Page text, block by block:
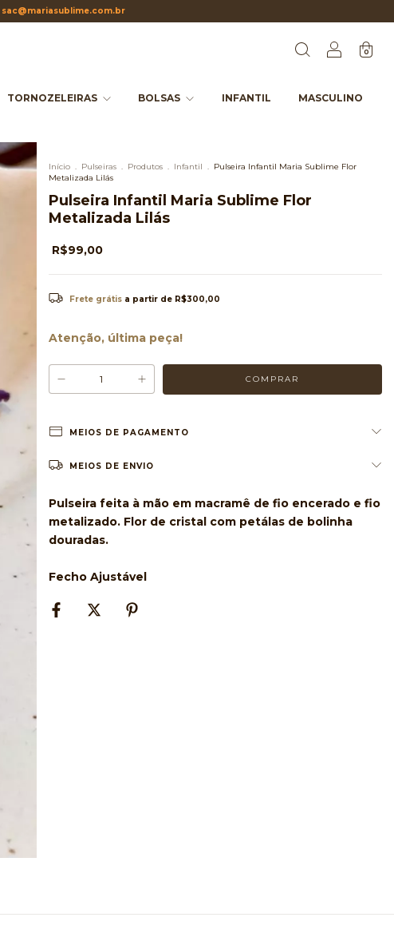
sac@mariasublime.com.br
0
TORNOZELEIRAS BOLSAS INFANTIL
MASCULINO
Início . Pulseiras . Produtos . Infantil . Pulseira Infantil Maria Sublime Flor
Metalizada Lilás
Pulseira Infantil Maria Sublime Flor
Metalizada Lilás
R$99,00
Frete grátis a partir de R$300,00
Atenção, última peça!
MEIOS DE PAGAMENTO
MEIOS DE ENVIO
Pulseira feita à mão em macramê de fio encerado e fio
metalizado. Flor de cristal com petálas de bolinha
douradas.
Fecho Ajustável